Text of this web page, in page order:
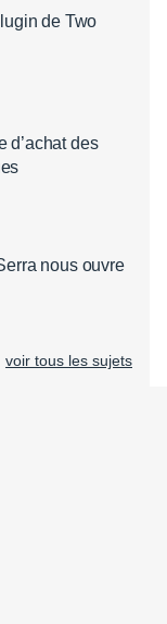
de Two
d’achat des
nous ouvre
voir tous les sujets